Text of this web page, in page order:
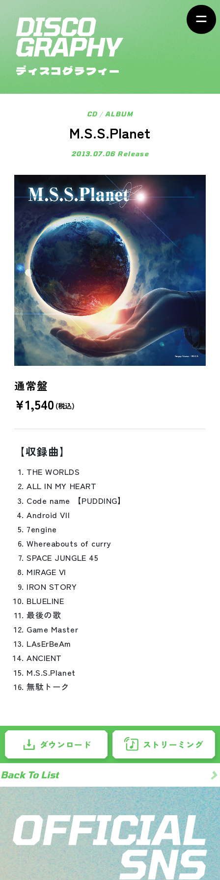
ディスコグラフィー
CD / ALBUM
M.S.S.Planet
2013.07.06Release
通常盤
¥1,540 (税込)
【収録曲】
THE WORLDS
ALL IN MY HEART
Code name 【PUDDING】
Android VII
7engine
Whereabouts of curry
SPACE JUNGLE 45
MIRAGE VI
IRON STORY
BLUELINE
最後の歌
Game Master
LAsErBeAm
ANCIENT
M.S.S.Planet
無駄トーク
ダウンロード ストリーミング
Back To List >